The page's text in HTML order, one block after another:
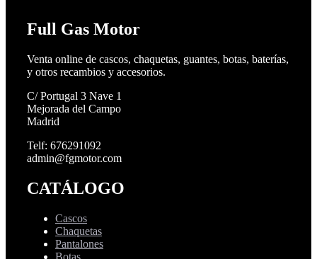
Full Gas Motor
Venta online de cascos, chaquetas, guantes, botas, baterías,
y otros recambios y accesorios.
C/ Portugal 3 Nave 1
Mejorada del Campo
Madrid
Telf: 676291092
admin@fgmotor.com
CATÁLOGO
Cascos
Chaquetas
Pantalones
Botas